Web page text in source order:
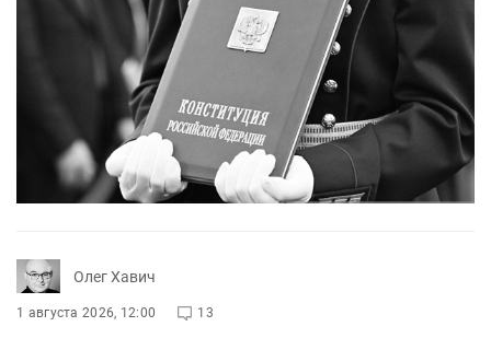
Олег Хавич
1 августа 2026, 12:00 13